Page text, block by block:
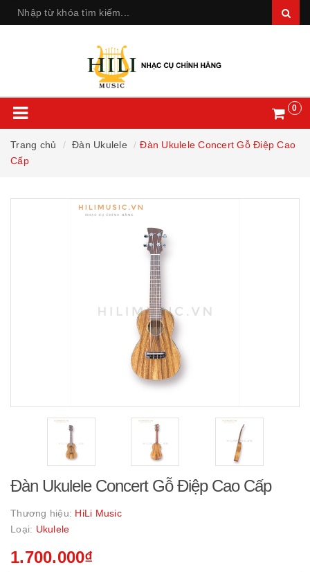
0
Trang chủ Đàn Ukulele
Đàn Ukulele Concert Gỗ Điệp Cao
Cấp
Đàn Ukulele Concert Gỗ Điệp Cao Cấp
Thương hiệu: HiLi Music
Loại: Ukulele
1.700.000₫